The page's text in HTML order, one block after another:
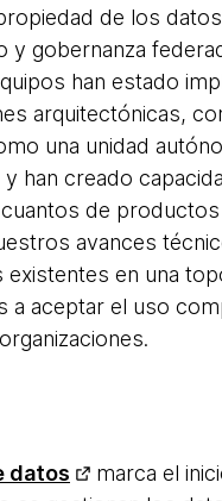
de los
y gobernanza
han estado
arquitectónicas,
una unidad
han creado
de
avances
existentes en una
a aceptar el uso
datos
marca el